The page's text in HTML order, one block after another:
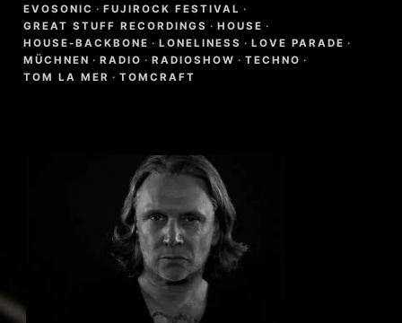
EVOSONIC · FUJIROCK FESTIVAL ·
GREAT STUFF RECORDINGS · HOUSE ·
HOUSE-BACKBONE · LONELINESS · LOVE PARADE ·
MÜCHNEN · RADIO · RADIOSHOW · TECHNO ·
TOM LA MER · TOMCRAFT